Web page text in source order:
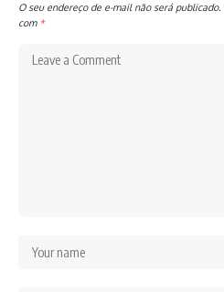
O seu endereço de e-mail não será publicado.
com *